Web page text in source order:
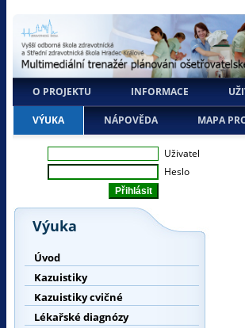
O PROJEKTU INFORMACE
VÝUKA NÁPOVĚDA MAPA
Uživatel
Heslo
Výuka
Úvod
Kazuistiky
Kazuistiky cvičné
Lékařské diagnózy